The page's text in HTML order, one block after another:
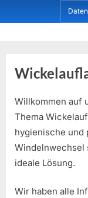
to
Willkommen auf
Thema
hygienische und
Windelnwechsel
ideale Lösung.
Wir haben alle